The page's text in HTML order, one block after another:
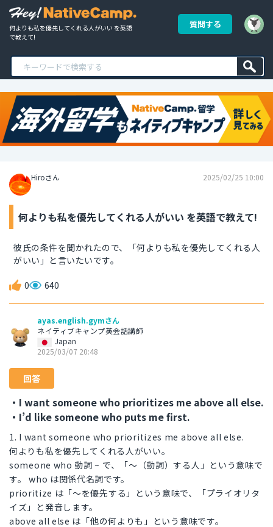
何よりも私を優先してくれる人がいい を英語
で教えて!
質問する
Hiroさん 2025/02/25 10:00
何よりも私を優先してくれる人がいい を英語で教えて!
彼氏の条件を聞かれたので、「何よりも私を優先してくれる人
がいい」と言いたいです。
0 640
ayas.english.gymさん
ネイティブキャンプ英会話講師
Japan
2025/03/07 20:48
回答
・I want someone who prioritizes me above all else.
・I’d like someone who puts me first.
1. I want someone who prioritizes me above all else.
何よりも私を優先してくれる人がいい。
someone who 動詞 ~ で、「〜（動詞）する人」という意味で
す。 who は関係代名詞です。
prioritize は「〜を優先する」という意味で、「プライオリタ
イズ」と発音します。
above all else は「他の何よりも」という意味です。